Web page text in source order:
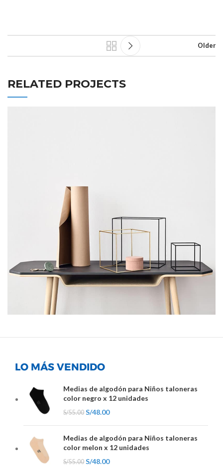
Older
RELATED PROJECTS
LEO UTEU ULLAMCORPER
LO MÁS VENDIDO
Medias de algodón para Niños taloneras
color negro x 12 unidades
S/55.00 S/48.00
Medias de algodón para Niños taloneras
color melon x 12 unidades
S/55.00 S/48.00